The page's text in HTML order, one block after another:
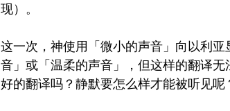
现）。
这一次，神使用「微小的声音」向以利
音」或「温柔的声音」，但这样的翻译
好的翻译吗？静默要怎么样才能被听见呢